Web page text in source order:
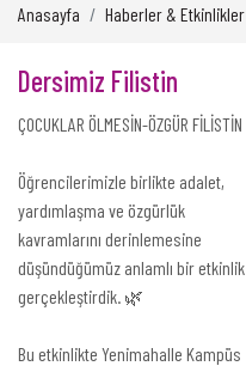
Anasayfa Haberler & Etkinlikler
Dersimiz Filistin
ÇOCUKLAR ÖLMESİN-ÖZGÜR FİLİSTİN
Öğrencilerimizle birlikte adalet,
yardımlaşma ve özgürlük
kavramlarını derinlemesine
düşündüğümüz anlamlı bir etkinlik
gerçekleştirdik. 🌿
Bu etkinlikte Yenimahalle Kampüs